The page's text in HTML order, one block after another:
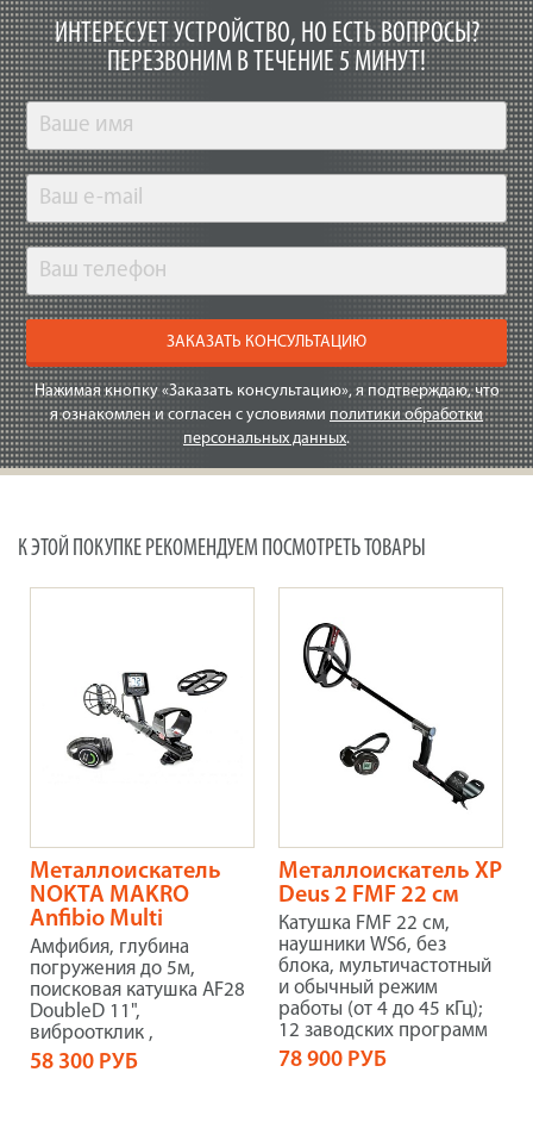
ИНТЕРЕСУЕТ УСТРОЙСТВО, НО ЕСТЬ ВОПРОСЫ?
ПЕРЕЗВОНИМ В ТЕЧЕНИЕ 5 МИНУТ!
ЗАКАЗАТЬ КОНСУЛЬТАЦИЮ
Нажимая кнопку «Заказать консультацию», я подтверждаю, что
я ознакомлен и согласен с условиями политики обработки
персональных данных.
К ЭТОЙ ПОКУПКЕ РЕКОМЕНДУЕМ ПОСМОТРЕТЬ ТОВАРЫ
Металлоискатель
NOKTA MAKRO
Anfibio Multi
Амфибия, глубина
погружения до 5м,
поисковая катушка AF28
DoubleD 11",
виброотклик ,
58 300 РУБ
Металлоискатель XP
Deus 2 FMF 22 см
Катушка FMF 22 см,
наушники WS6, без
блока, мультичастотный
и обычный режим
работы (от 4 до 45 кГц);
12 заводских программ
78 900 РУБ